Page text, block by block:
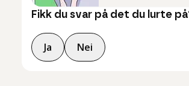
Fikk du svar på det du lurte
Ja Nei